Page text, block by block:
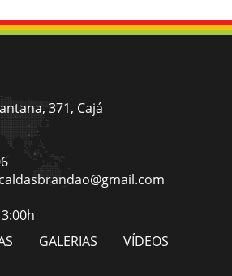
371, Cajá
GALERIAS
VÍDEOS